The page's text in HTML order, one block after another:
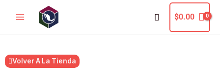
contenido
Buscar
$0.00
Volver A La Tienda